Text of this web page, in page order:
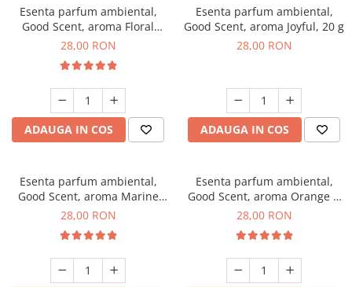
Esenta parfum ambiental,
Good Scent, aroma Floral
Bouquet, 20 g
28,00 RON
ADAUGA IN COS
Esenta parfum ambiental,
Good Scent, aroma Joyful, 20 g
28,00 RON
ADAUGA IN COS
Esenta parfum ambiental,
Good Scent, aroma Marine
Breeze, 20 g
28,00 RON
Esenta parfum ambiental,
Good Scent, aroma Orange &
Fresh Cinnamon, 20 g
28,00 RON